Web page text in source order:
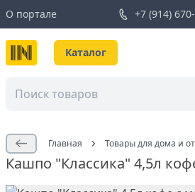
О портале +7 (914)
Каталог
Главная Товары для дома и
Кашпо "Классика" 4,5л